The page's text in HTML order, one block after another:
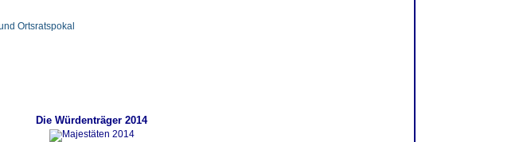
Ortsratspokal
Die Würdenträger 2014